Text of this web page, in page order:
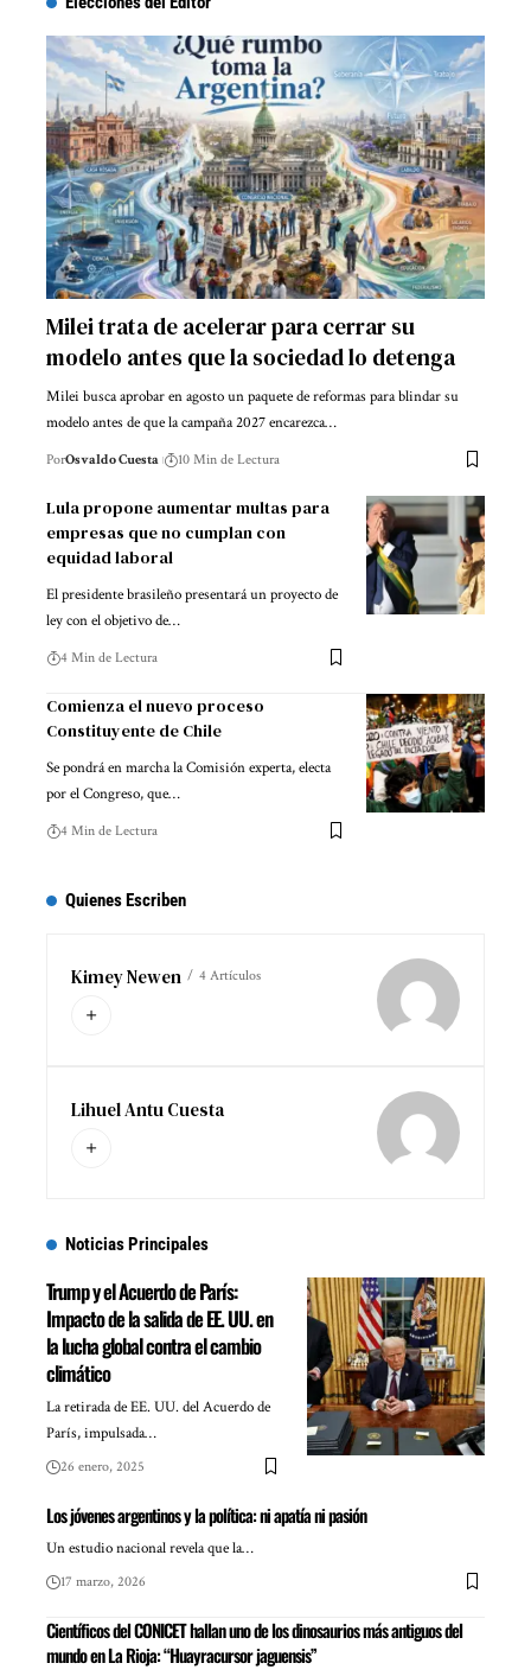
Milei trata de acelerar para cerrar su
modelo antes que la sociedad lo detenga
Milei busca aprobar en agosto un paquete de reformas para blindar su
modelo antes de que la campaña 2027 encarezca…
PorOsvaldo Cuesta 10 Min de Lectura
Lula propone aumentar multas para
empresas que no cumplan con
equidad laboral
El presidente brasileño presentará un proyecto de
ley con el objetivo de…
4 Min de Lectura
Comienza el nuevo proceso
Constituyente de Chile
Se pondrá en marcha la Comisión experta, electa
por el Congreso, que…
4 Min de Lectura
Quienes Escriben
Kimey Newen 4 Artículos
Lihuel Antu Cuesta
Noticias Principales
Trump y el Acuerdo de París:
Impacto de la salida de EE. UU. en
la lucha global contra el cambio
climático
La retirada de EE. UU. del Acuerdo de
París, impulsada…
26 enero, 2025
Los jóvenes argentinos y la política: ni apatía ni pasión
Un estudio nacional revela que la…
17 marzo, 2026
Científicos del CONICET hallan uno de los dinosaurios más antiguos del
mundo en La Rioja: “Huayracursor jaguensis”